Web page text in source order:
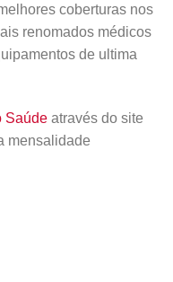
coberturas nos
renomados médicos
de ultima
Saúde através do site
mensalidade